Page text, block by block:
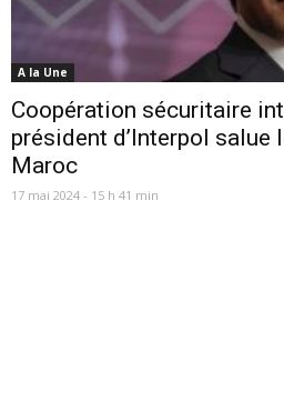
A la Une
Coopération sécuritaire
président d’Interpol salue
Maroc
17 mai 2024 - 15 h 41 min